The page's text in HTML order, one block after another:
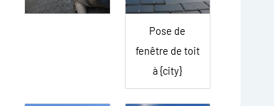
Pose de
fenêtre de toit
à {city}